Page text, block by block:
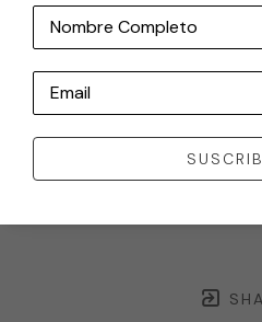
Nombre Completo
Email